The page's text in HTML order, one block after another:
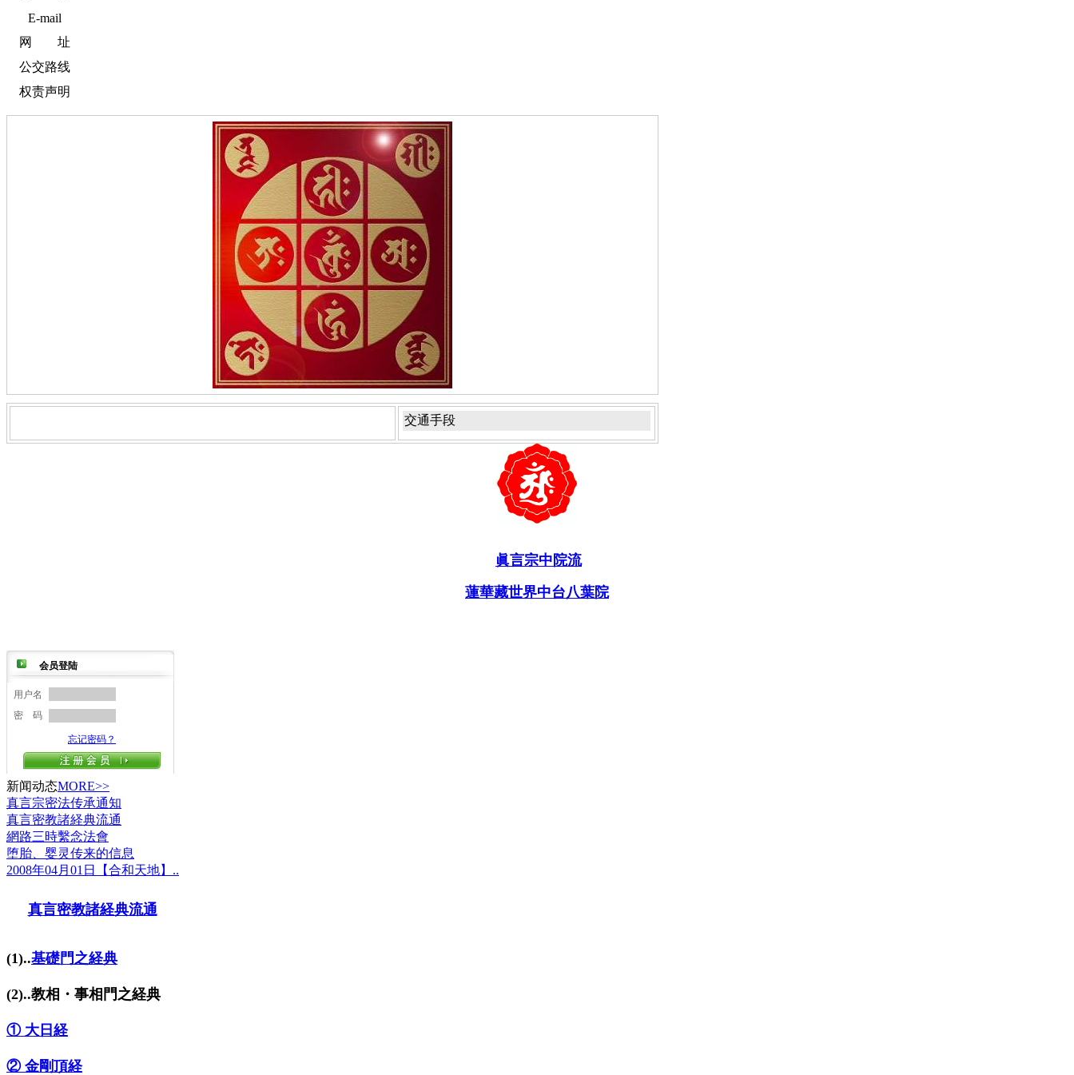
E-mail
网 址
公交路线
权责声明
交通手段
眞言宗中院流
蓮華藏世界中台八葉院
新闻动态MORE>>
真言宗密法传承通知
真言密教諸経典流通
網路三時繫念法會
堕胎、婴灵传来的信息
2008年04月01日【合和天地】..
真言密教諸経典流通
(1)..基礎門之経典
(2)..教相・事相門之経典
① 大日経
② 金剛頂経